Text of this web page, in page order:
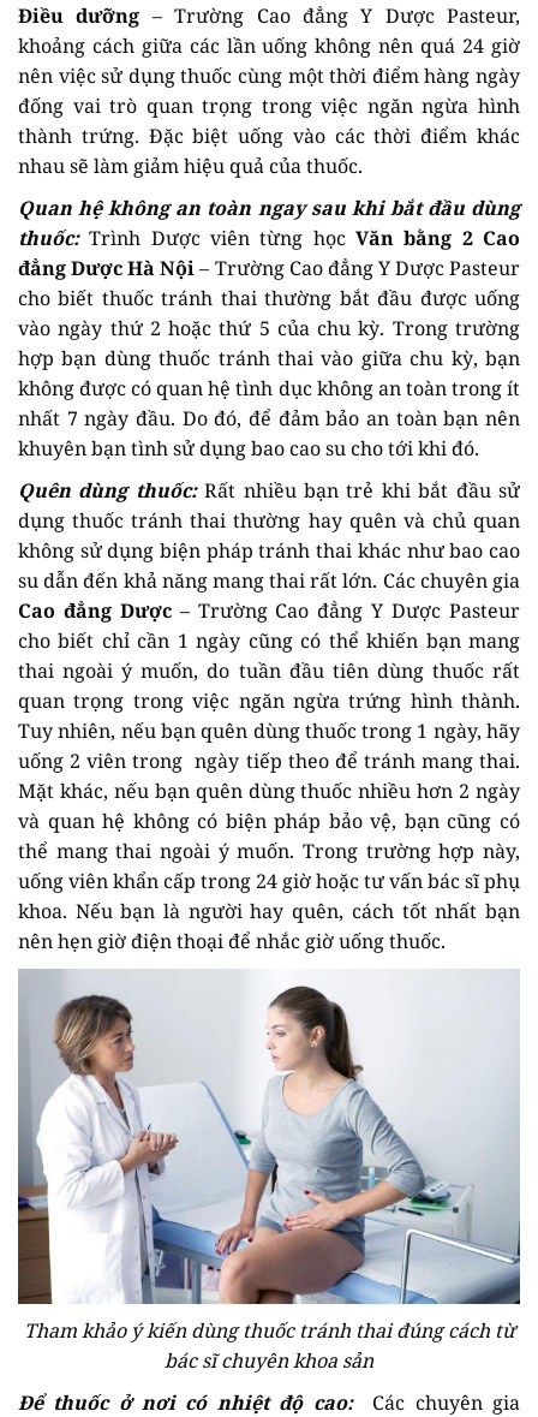
Điều dưỡng – Trường Cao đẳng Y Dược Pasteur,
khoảng cách giữa các lần uống không nên quá 24 giờ
nên việc sử dụng thuốc cùng một thời điểm hàng ngày
đống vai trò quan trọng trong việc ngăn ngừa hình
thành trứng. Đặc biệt uống vào các thời điểm khác
nhau sẽ làm giảm hiệu quả của thuốc.
Quan hệ không an toàn ngay sau khi bắt đầu dùng
thuốc:Trình Dược viên từng học Văn bằng 2 Cao
đẳng Dược Hà Nội– Trường Cao đẳng Y Dược Pasteur
cho biết thuốc tránh thai thường bắt đầu được uống
vào ngày thứ 2 hoặc thứ 5 của chu kỳ. Trong trường
hợp bạn dùng thuốc tránh thai vào giữa chu kỳ, bạn
không được có quan hệ tình dục không an toàn trong ít
nhất 7 ngày đầu. Do đó, để đảm bảo an toàn bạn nên
khuyên bạn tình sử dụng bao cao su cho tới khi đó.
Quên dùng thuốc:Rất nhiều bạn trẻ khi bắt đầu sử
dụng thuốc tránh thai thường hay quên và chủ quan
không sử dụng biện pháp tránh thai khác như bao cao
su dẫn đến khả năng mang thai rất lớn. Các chuyên gia
Cao đẳng Dược– Trường Cao đẳng Y Dược Pasteur
cho biết chỉ cần 1 ngày cũng có thể khiến bạn mang
thai ngoài ý muốn, do tuần đầu tiên dùng thuốc rất
quan trọng trong việc ngăn ngừa trứng hình thành.
Tuy nhiên, nếu bạn quên dùng thuốc trong 1 ngày, hãy
uống 2 viên trong ngày tiếp theo để tránh mang thai.
Mặt khác, nếu bạn quên dùng thuốc nhiều hơn 2 ngày
và quan hệ không có biện pháp bảo vệ, bạn cũng có
thể mang thai ngoài ý muốn. Trong trường hợp này,
uống viên khẩn cấp trong 24 giờ hoặc tư vấn bác sĩ phụ
khoa. Nếu bạn là người hay quên, cách tốt nhất bạn
nên hẹn giờ điện thoại để nhắc giờ uống thuốc.
Tham khảo ý kiến dùng thuốc tránh thai đúng cách từ
bác sĩ chuyên khoa sản
Để thuốc ở nơi có nhiệt độ cao:Các chuyên gia